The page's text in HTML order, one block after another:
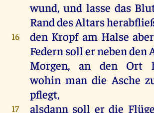
wund, und lasse das
Rand des Altars
16
den Kropf am Halse
Federn soll er neben den
Morgen, an den Ort
wohin man die Asche
pflegt,
17 alsdann soll er die